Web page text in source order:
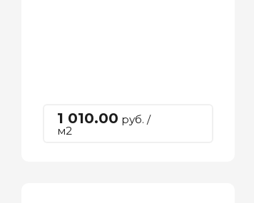
1 010.00 руб. /
м2